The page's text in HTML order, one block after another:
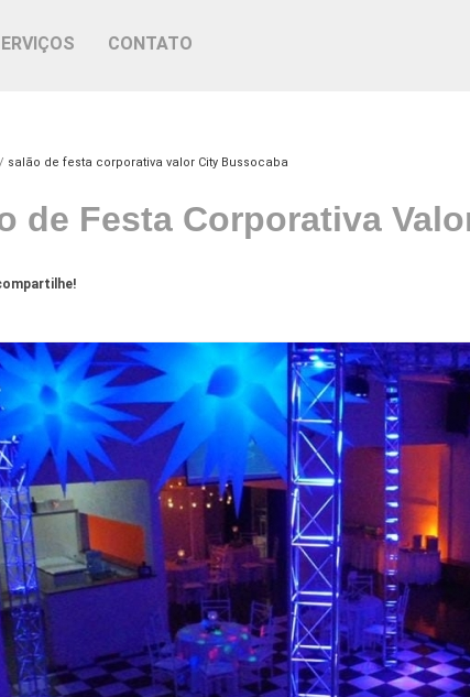
CONTATO
salão de festa corporativa valor City Bussocaba
de Festa Corporativa